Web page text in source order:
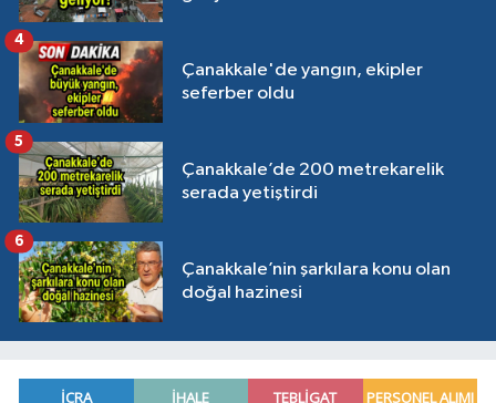
Çanakkale'de yangın, ekipler
seferber oldu
4
Çanakkale’de 200 metrekarelik
serada yetiştirdi
5
Çanakkale’nin şarkılara konu olan
doğal hazinesi
6